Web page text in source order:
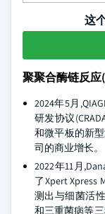
这
聚聚合酶链反应
2024年5月
研发协议
和微平板的新
司的商业增长。
2022年11月
了Xpert Xpress
测出与细菌活
和三重菌病等